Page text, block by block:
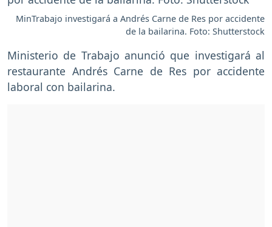
MinTrabajo investigará a Andrés Carne de Res por accidente
de la bailarina. Foto: Shutterstock
Ministerio de Trabajo anunció que investigará al
restaurante Andrés Carne de Res por accidente
laboral con bailarina.